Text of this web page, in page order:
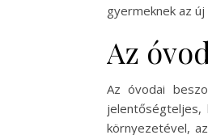
gyermeknek az új
Az
Az óvodai
jelentőségteljes,
környezetével,